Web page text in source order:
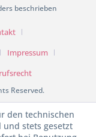
beschrieben
Impressum
Reserved.
den technischen
stets gesetzt